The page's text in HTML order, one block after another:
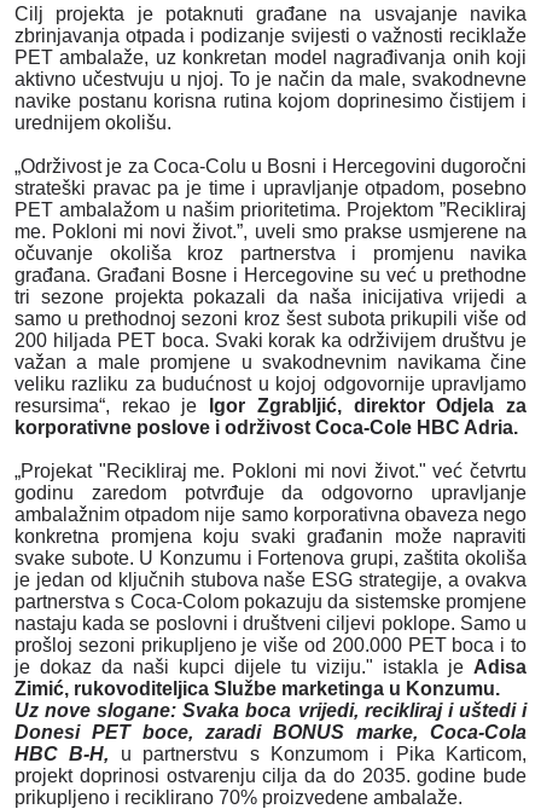
Cilj projekta je potaknuti građane na usvajanje navika
zbrinjavanja otpada i podizanje svijesti o važnosti reciklaže
PET ambalaže, uz konkretan model nagrađivanja onih koji
aktivno učestvuju u njoj. To je način da male, svakodnevne
navike postanu korisna rutina kojom doprinesimo čistijem i
urednijem okolišu.
„Održivost je za Coca-Colu u Bosni i Hercegovini dugoročni
strateški pravac pa je time i upravljanje otpadom, posebno
PET ambalažom u našim prioritetima. Projektom ”Recikliraj
me. Pokloni mi novi život.”, uveli smo prakse usmjerene na
očuvanje okoliša kroz partnerstva i promjenu navika
građana. Građani Bosne i Hercegovine su već u prethodne
tri sezone projekta pokazali da naša inicijativa vrijedi a
samo u prethodnoj sezoni kroz šest subota prikupili više od
200 hiljada PET boca. Svaki korak ka održivijem društvu je
važan a male promjene u svakodnevnim navikama čine
veliku razliku za budućnost u kojoj odgovornije upravljamo
resursima“, rekao je Igor Zgrabljić, direktor Odjela za
korporativne poslove i održivost Coca-Cole HBC Adria.
„Projekat "Recikliraj me. Pokloni mi novi život." već četvrtu
godinu zaredom potvrđuje da odgovorno upravljanje
ambalažnim otpadom nije samo korporativna obaveza nego
konkretna promjena koju svaki građanin može napraviti
svake subote. U Konzumu i Fortenova grupi, zaštita okoliša
je jedan od ključnih stubova naše ESG strategije, a ovakva
partnerstva s Coca-Colom pokazuju da sistemske promjene
nastaju kada se poslovni i društveni ciljevi poklope. Samo u
prošloj sezoni prikupljeno je više od 200.000 PET boca i to
je dokaz da naši kupci dijele tu viziju." istakla je Adisa
Zimić, rukovoditeljica Službe marketinga u Konzumu.
Uz nove slogane: Svaka boca vrijedi, recikliraj i uštedi i
Donesi PET boce, zaradi BONUS marke, Coca-Cola
HBC B-H, u partnerstvu s Konzumom i Pika Karticom
projekt doprinosi ostvarenju cilja da do 2035. godine bude
prikupljeno i reciklirano 70% proizvedene ambalaže.